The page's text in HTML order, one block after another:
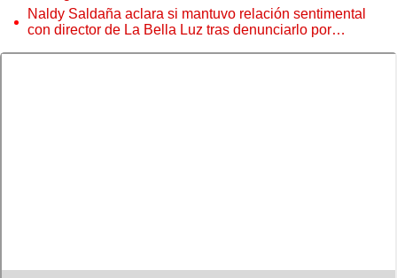
Naldy Saldaña aclara si mantuvo relación sentimental
con director de La Bella Luz tras denunciarlo por